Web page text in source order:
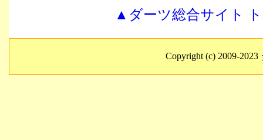
▲ダーツ総合サイト
Copyright (c) 2009-